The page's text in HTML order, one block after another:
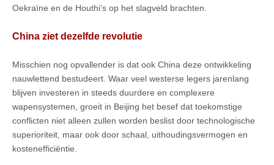
Oekraïne en de Houthi’s op het slagveld brachten.
China ziet dezelfde revolutie
Misschien nog opvallender is dat ook China deze ontwikkeling
nauwlettend bestudeert. Waar veel westerse legers jarenlang
blijven investeren in steeds duurdere en complexere
wapensystemen, groeit in Beijing het besef dat toekomstige
conflicten niet alleen zullen worden beslist door technologische
superioriteit, maar ook door schaal, uithoudingsvermogen en
kostenefficiëntie.